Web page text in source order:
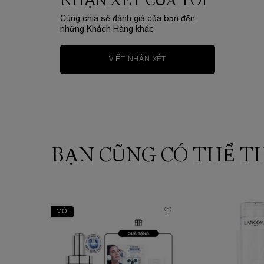
Cùng chia sẻ đánh giá của bạn đến
những Khách Hàng khác
VIẾT NHẬN XÉT
PDP Slot 1 SectionBẠN CŨNG CÓ THỂ
MỚI